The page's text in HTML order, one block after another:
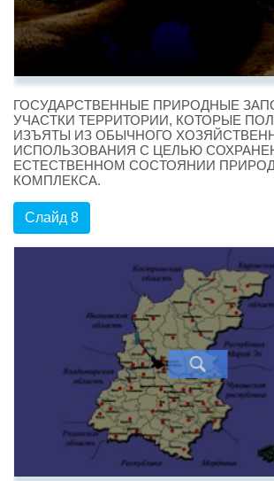
ГОСУДАРСТВЕННЫЕ ПРИРОДНЫЕ
УЧАСТКИ ТЕРРИТОРИИ, КОТОРЫЕ
ИЗЪЯТЫ ИЗ ОБЫЧНОГО
ИСПОЛЬЗОВАНИЯ С ЦЕЛЬЮ
ЕСТЕСТВЕННОМ СОСТОЯНИИ
КОМПЛЕКСА.
Слайд 8